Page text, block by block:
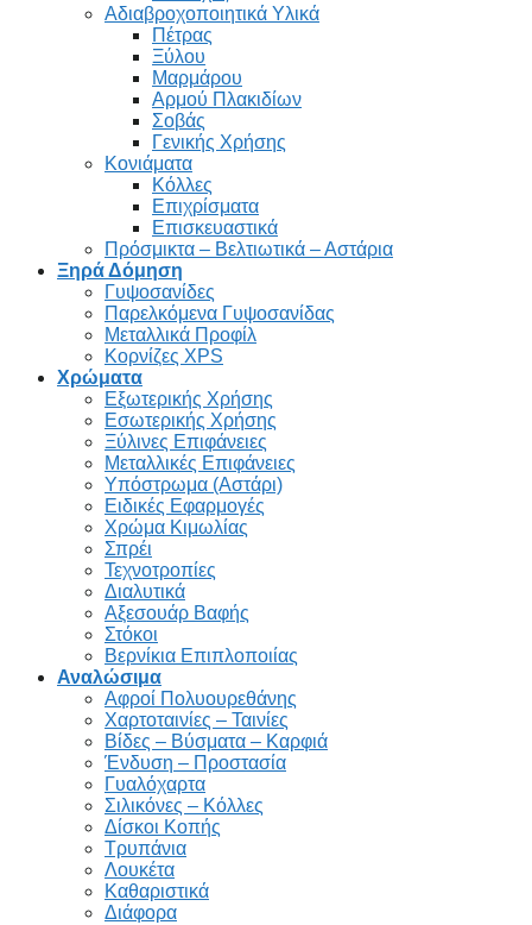
Αδιαβροχοποιητικά Υλικά
Πέτρας
Ξύλου
Μαρμάρου
Αρμού Πλακιδίων
Σοβάς
Γενικής Χρήσης
Κονιάματα
Κόλλες
Επιχρίσματα
Επισκευαστικά
Πρόσμικτα – Βελτιωτικά – Αστάρια
Ξηρά Δόμηση
Γυψοσανίδες
Παρελκόμενα Γυψοσανίδας
Μεταλλικά Προφίλ
Κορνίζες XPS
Χρώματα
Εξωτερικής Χρήσης
Εσωτερικής Χρήσης
Ξύλινες Επιφάνειες
Μεταλλικές Επιφάνειες
Υπόστρωμα (Αστάρι)
Ειδικές Εφαρμογές
Χρώμα Κιμωλίας
Σπρέι
Τεχνοτροπίες
Διαλυτικά
Αξεσουάρ Βαφής
Στόκοι
Βερνίκια Επιπλοποιίας
Αναλώσιμα
Αφροί Πολυουρεθάνης
Χαρτοταινίες – Ταινίες
Βίδες – Βύσματα – Καρφιά
Ένδυση – Προστασία
Γυαλόχαρτα
Σιλικόνες – Κόλλες
Δίσκοι Κοπής
Τρυπάνια
Λουκέτα
Καθαριστικά
Διάφορα